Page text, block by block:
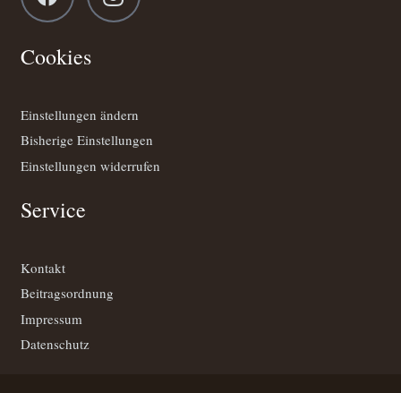
Cookies
Einstellungen ändern
Bisherige Einstellungen
Einstellungen widerrufen
Service
Kontakt
Beitragsordnung
Impressum
Datenschutz